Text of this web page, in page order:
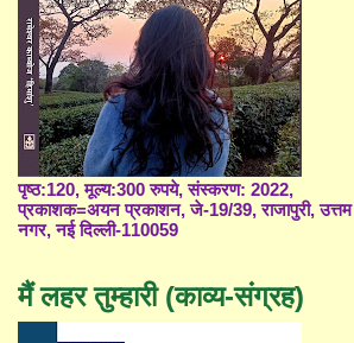
पृष्ठ:120, मूल्य:300 रुपये, संस्करण: 2022,
प्रकाशक=अयन प्रकाशन, जे-19/39, राजापुरी, उत्तम
नगर, नई दिल्ली-110059
मैं लहर तुम्हारी (काव्य-संग्रह)